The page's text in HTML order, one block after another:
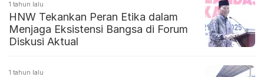
1 tahun lalu
HNW Tekankan Peran Etika dalam
Menjaga Eksistensi Bangsa di Forum
Diskusi Aktual
1 tahun lalu